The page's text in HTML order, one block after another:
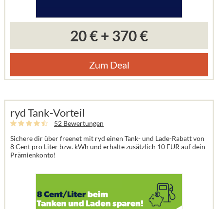
20 €+ 370 €
Zum Deal
ryd Tank-Vorteil
52 Bewertungen
Sichere dir über freenet mit ryd einen Tank- und Lade-Rabatt von
8 Cent pro Liter bzw. kWh und erhalte zusätzlich 10 EUR auf dein
Prämienkonto!